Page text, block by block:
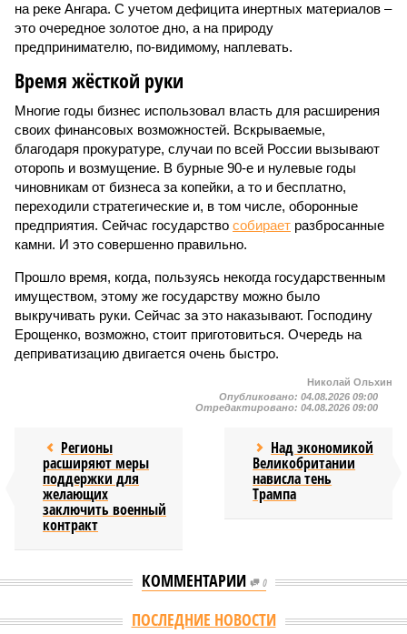
на реке Ангара. С учетом дефицита инертных материалов –
это очередное золотое дно, а на природу
предпринимателю, по-видимому, наплевать.
Время жёсткой руки
Многие годы бизнес использовал власть для расширения
своих финансовых возможностей. Вскрываемые,
благодаря прокуратуре, случаи по всей России вызывают
оторопь и возмущение. В бурные 90-е и нулевые годы
чиновникам от бизнеса за копейки, а то и бесплатно,
переходили стратегические и, в том числе, оборонные
предприятия. Сейчас государство собирает разбросанные
камни. И это совершенно правильно.
Прошло время, когда, пользуясь некогда государственным
имуществом, этому же государству можно было
выкручивать руки. Сейчас за это наказывают. Господину
Ерощенко, возможно, стоит приготовиться. Очередь на
деприватизацию двигается очень быстро.
Николай Ольхин
Опубликовано: 04.08.2026 09:00
Отредактировано: 04.08.2026 09:00
Регионы
расширяют меры
поддержки для
желающих
заключить военный
контракт
Над экономикой
Великобритании
нависла тень
Трампа
КОММЕНТАРИИ 0
ПОСЛЕДНИЕ НОВОСТИ